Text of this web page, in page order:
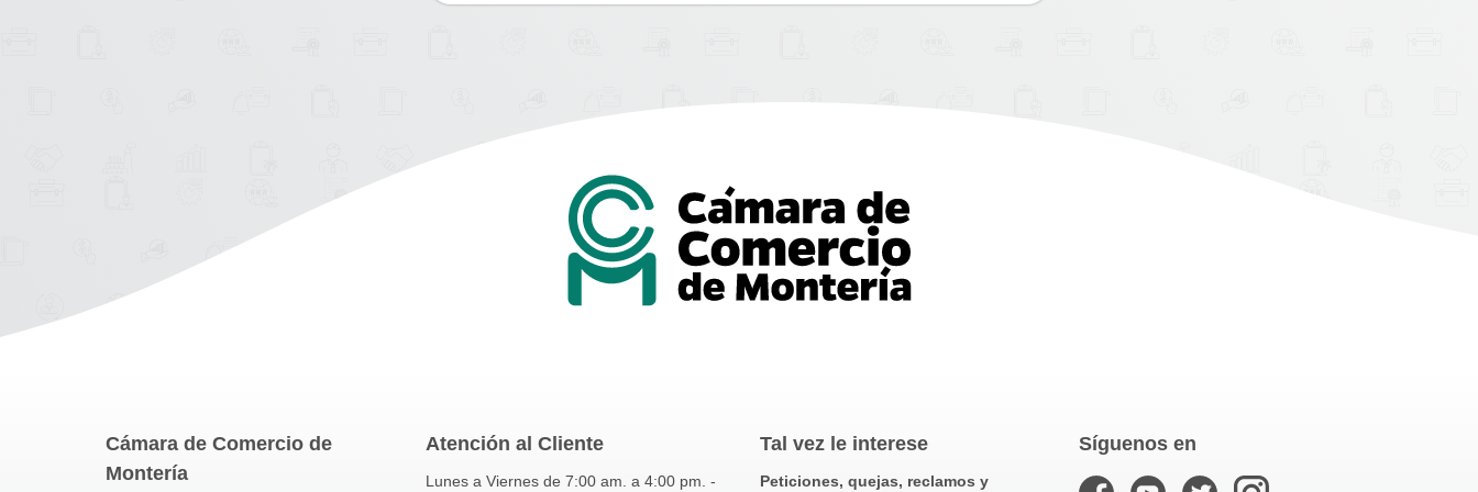
Cámara de Comercio de
Montería
Atención al Cliente
Lunes a Viernes de 7:00 am. a 4:00 pm. -
Tal vez le interese
Peticiones, quejas, reclamos y
Síguenos en